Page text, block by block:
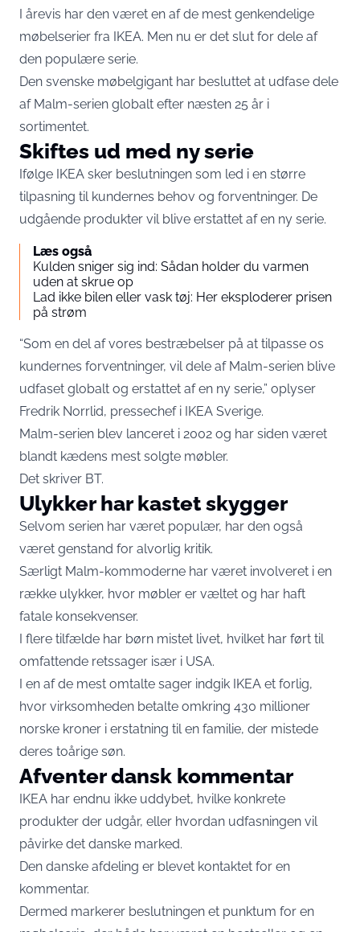
I årevis har den været en af de mest genkendelige
møbelserier fra IKEA. Men nu er det slut for dele af
den populære serie.
Den svenske møbelgigant har besluttet at udfase dele
af Malm-serien globalt efter næsten 25 år i
sortimentet.
Skiftes ud med ny serie
Ifølge IKEA sker beslutningen som led i en større
tilpasning til kundernes behov og forventninger. De
udgående produkter vil blive erstattet af en ny serie.
Læs også
Kulden sniger sig ind: Sådan holder du varmen
uden at skrue op
Lad ikke bilen eller vask tøj: Her eksploderer prisen
på strøm
“Som en del af vores bestræbelser på at tilpasse os
kundernes forventninger, vil dele af Malm-serien blive
udfaset globalt og erstattet af en ny serie,” oplyser
Fredrik Norrlid, pressechef i IKEA Sverige.
Malm-serien blev lanceret i 2002 og har siden været
blandt kædens mest solgte møbler.
Det skriver BT.
Ulykker har kastet skygger
Selvom serien har været populær, har den også
været genstand for alvorlig kritik.
Særligt Malm-kommoderne har været involveret i en
række ulykker, hvor møbler er væltet og har haft
fatale konsekvenser.
I flere tilfælde har børn mistet livet, hvilket har ført til
omfattende retssager især i USA.
I en af de mest omtalte sager indgik IKEA et forlig,
hvor virksomheden betalte omkring 430 millioner
norske kroner i erstatning til en familie, der mistede
deres toårige søn.
Afventer dansk kommentar
IKEA har endnu ikke uddybet, hvilke konkrete
produkter der udgår, eller hvordan udfasningen vil
påvirke det danske marked.
Den danske afdeling er blevet kontaktet for en
kommentar.
Dermed markerer beslutningen et punktum for en